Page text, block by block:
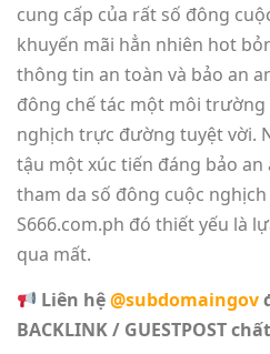
cung cấp của rất số đông
khuyến mãi hẳn nhiên hot
thông tin an toàn và bảo an
đông chế tác một môi
nghịch trực đường tuyệt vời.
tậu một xúc tiến đáng bảo
tham da số đông cuộc
S666.com.ph đó thiết yếu là
qua mất.
Liên hệ@subdomaingov
BACKLINK / GUESTPOST